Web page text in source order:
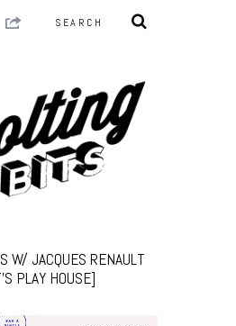
W/ JACQUES RENAULT
PLAY HOUSE]